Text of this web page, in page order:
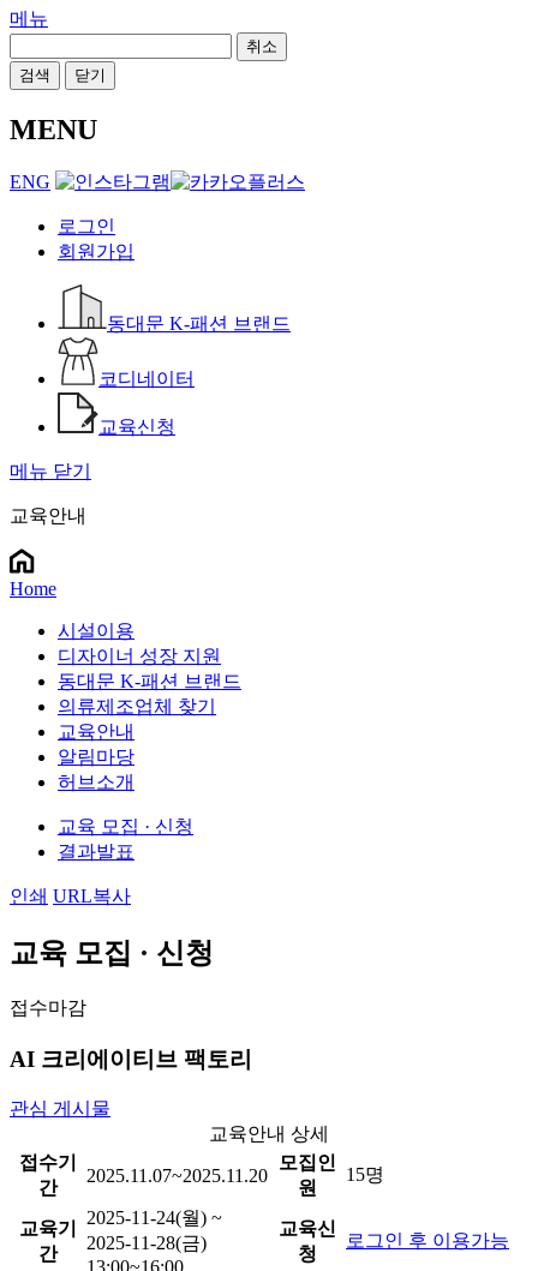
메뉴
취소
검색
닫기
MENU
ENG
로그인
회원가입
동대문 K-패션 브랜드
코디네이터
교육신청
메뉴 닫기
교육안내
Home
시설이용
디자이너 성장 지원
동대문 K-패션 브랜드
의류제조업체 찾기
교육안내
알림마당
허브소개
교육 모집 · 신청
결과발표
인쇄 URL복사
교육 모집 · 신청
접수마감
AI 크리에이티브 팩토리
관심 게시물
교육안내 상세
접수기
간
2025.11.07~2025.11.20
모집인
원
15명
교육기
간
2025-11-24(월) ~
2025-11-28(금)
교육신
청
로그인 후 이용가능